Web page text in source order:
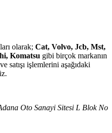
olarak; Cat, Volvo, Jcb, Mst,
Komatsu gibi birçok markanın
satışı işlemlerini aşağıdaki
Oto Sanayi Sitesi L Blok No